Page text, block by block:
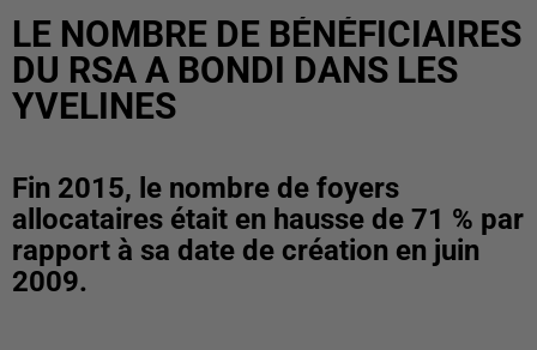
LE NOMBRE DE BÉNÉFICIAIRES
DU RSA A BONDI DANS LES
YVELINES
Fin 2015, le nombre de foyers
allocataires était en hausse de 71 % par
rapport à sa date de création en juin
2009.